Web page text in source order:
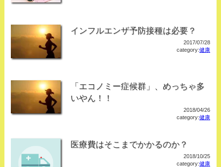
インフルエンザ予防接種は必要？
2017/07/28
category:健康
「エコノミー症候群」、めっちゃ多
いやん！！
2018/04/26
category:健康
医療費はそこまでかかるのか？
2018/10/25
category:健康